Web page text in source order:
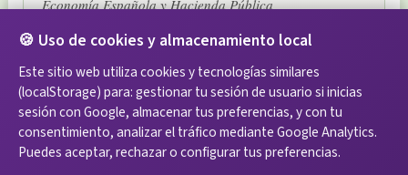
Economía Española y Hacienda Pública
EJERCICIO V
Quinto ejercicio
Marketing, Econometría y Derecho
🍪 Uso de cookies y almacenamiento local
Este sitio web utiliza cookies y tecnologías similares
(localStorage) para: gestionar tu sesión de usuario si inicias
sesión con Google, almacenar tus preferencias, y con tu
consentimiento, analizar el tráfico mediante Google Analytics.
Puedes aceptar, rechazar o configurar tus preferencias.